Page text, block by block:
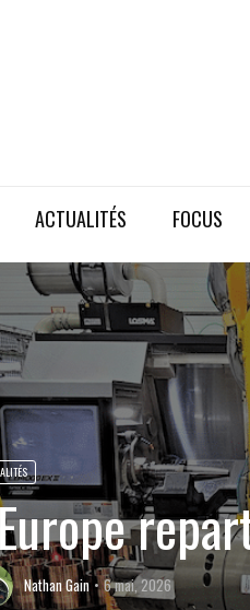
ACTUALITÉS FOCUS
Nathan Gain 6 mai, 2026